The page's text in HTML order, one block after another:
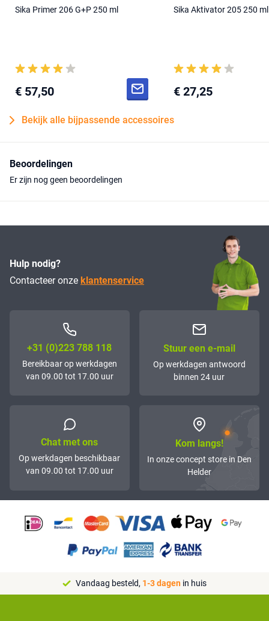
Sika Primer 206 G+P 250 ml
€ 57,50
Sika Aktivator 205 250 ml
€ 27,25
Bekijk alle bijpassende accessoires
Beoordelingen
Er zijn nog geen beoordelingen
Hulp nodig?
Contacteer onze klantenservice
+31 (0)223 788 118
Bereikbaar op werkdagen
van 09.00 tot 17.00 uur
Stuur een e-mail
Op werkdagen antwoord
binnen 24 uur
Chat met ons
Op werkdagen beschikbaar
van 09.00 tot 17.00 uur
Kom langs!
In onze concept store in Den
Helder
Vandaag besteld, 1-3 dagen in huis